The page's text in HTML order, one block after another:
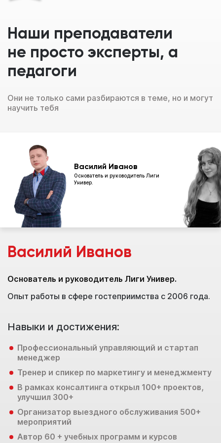
Наши преподаватели
не просто эксперты, а
педагоги
Они не только сами разбираются в теме, но и могут
научить тебя
Василий Иванов
Основатель и руководитель Лиги
Универ.
Василий Иванов
Основатель и руководитель Лиги Универ.
Опыт работы в сфере гостеприимства с 2006 года.
Навыки и достижения:
Профессиональный управляющий и стартап
менеджер
Тренер и спикер по маркетингу и менеджменту
В рамках консалтинга открыл 100+ проектов,
улучшил 300+
Организатор выездного обслуживания 500+
мероприятий
Автор 60 + учебных программ и курсов
Перейти к конструктору
Перезвоним в течение 15-20 минут
c понедельника по пятницу с 11:00 до 20:00